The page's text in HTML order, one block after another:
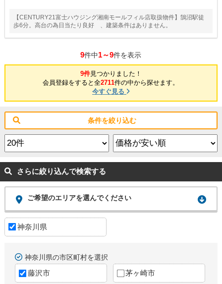
【CENTURY21富士ハウジング湘南モールフィル店取扱物件】鵠沼駅徒
歩6分。高台の為日当たり良好 、建築条件はありません。
9件中1～9件を表示
9件見つかりました！
会員登録をすると全2711件の中から探せます。
今すぐ見る
条件を絞り込む
さらに絞り込んで検索する
ご希望のエリアを選んでください
神奈川県
神奈川県の市区町村を選択
藤沢市 茅ヶ崎市